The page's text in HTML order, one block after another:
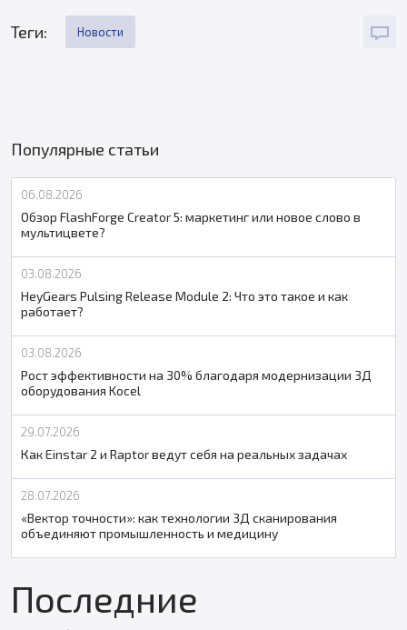
Теги: Новости
Популярные статьи
06.08.2026
Обзор FlashForge Creator 5: маркетинг или новое слово в
мультицвете?
03.08.2026
HeyGears Pulsing Release Module 2: Что это такое и как
работает?
03.08.2026
Рост эффективности на 30% благодаря модернизации 3Д
оборудования Kocel
29.07.2026
Как Einstar 2 и Raptor ведут себя на реальных задачах
28.07.2026
«Вектор точности»: как технологии 3Д сканирования
объединяют промышленность и медицину
Последние